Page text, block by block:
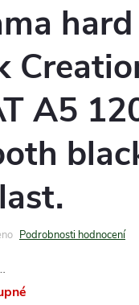
A5
Podrobnosti hodnocení